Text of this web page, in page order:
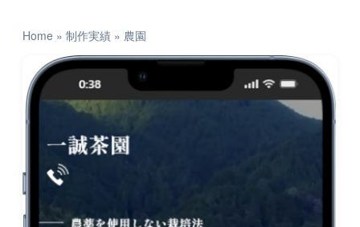
Home » 制作実績 » 農園